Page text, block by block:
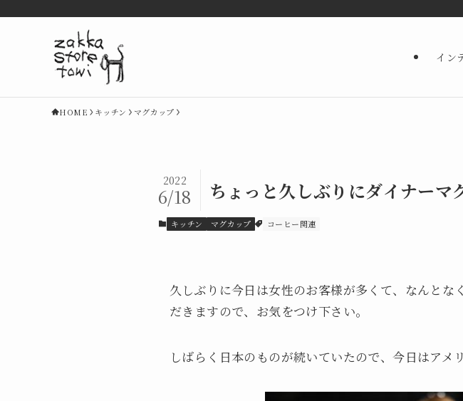
イン
HOME キッチン マグカップ
ちょっと久しぶりにダイナーマ
2022
6/18
キッチン マグカップ コーヒー関連
久しぶりに今日は女性のお客様が多くて、なんと
だきますので、お気をつけ下さい。
しばらく日本のものが続いていたので、今日はアメ